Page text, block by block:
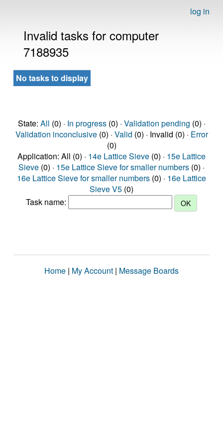
log in
Invalid tasks for computer
7188935
No tasks to display
State: All (0) · In progress(0) · Validation pending (0) ·
Validation inconclusive(0) · Valid (0) · Invalid (0) · Error
(0)
Application: All (0) · 14e Lattice Sieve (0) · 15e Lattice
Sieve (0) · 15e Lattice Sieve for smaller numbers (0) ·
16e Lattice Sieve for smaller numbers (0) · 16e Lattice
Sieve V5 (0)
Task name:
Home | My Account | Message Boards